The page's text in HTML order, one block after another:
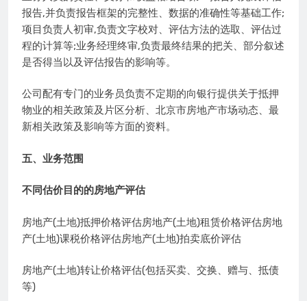
报告,并负责报告框架的完整性、数据的准确性等基础工作;
项目负责人初审,负责文字校对、评估方法的选取、评估过
程的计算等;业务经理终审,负责最终结果的把关、部分叙述
是否得当以及评估报告的影响等。
公司配有专门的业务员负责不定期的向银行提供关于抵押
物业的相关政策及片区分析、北京市房地产市场动态、最
新相关政策及影响等方面的资料。
五、业务范围
不同估价目的的房地产评估
房地产(土地)抵押价格评估房地产(土地)租赁价格评估房地
产(土地)课税价格评估房地产(土地)拍卖底价评估
房地产(土地)转让价格评估(包括买卖、交换、赠与、抵债
等)